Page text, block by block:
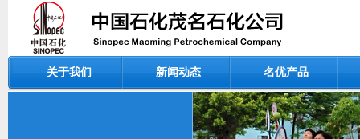
关于我们 新闻动态 名优产品